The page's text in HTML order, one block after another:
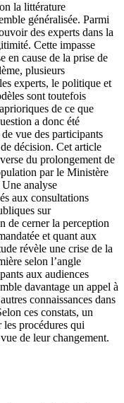
la littérature
généralisée. Parmi
des experts dans la
Cette impasse
en cause de la prise de
plusieurs
experts, le politique et
sont toutefois
de ce que
a donc été
vue des participants
décision. Cet article
du prolongement de
par le Ministère
analyse
aux consultations
sur
de cerner la perception
et quant aux
révèle une crise de la
selon l’angle
aux audiences
davantage un appel à
connaissances dans
ces constats, un
les procédures qui
de leur changement.